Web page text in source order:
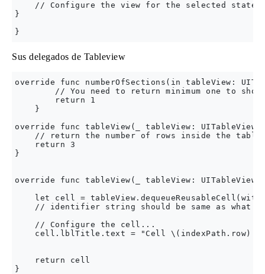
    // Configure the view for the selected state
}
Sus delegados de Tableview
override func numberOfSections(in tableView:
// You need to return minimum one to
        return 1
    }
override func tableView(_ tableView:
// return the number of rows inside the
    return 3
}
override func tableView(_ tableView:
let cell =
// identifier string should be same as what
    // Configure the cell...
cell.lblTitle.text = "Cell \(indexPath.row)
    return cell
}